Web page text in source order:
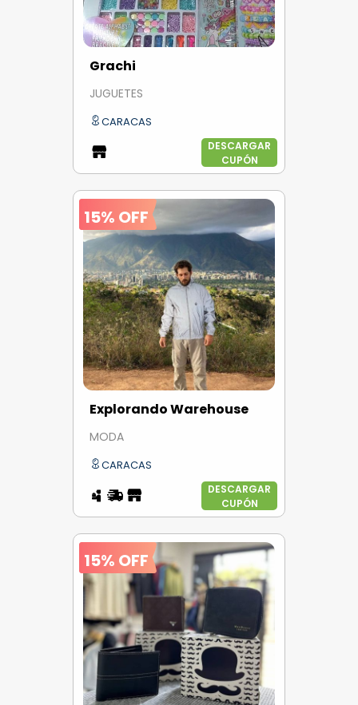
Grachi
JUGUETES
CARACAS
DESCARGAR
CUPÓN
15% OFF
Explorando Warehouse
MODA
CARACAS
DESCARGAR
CUPÓN
15% OFF